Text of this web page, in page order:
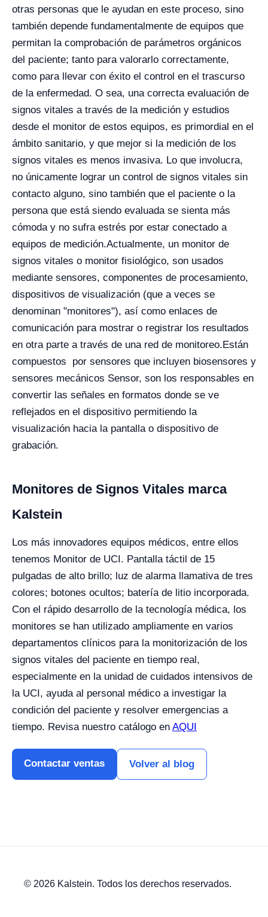
otras personas que le ayudan en este proceso, sino
también depende fundamentalmente de equipos que
permitan la comprobación de parámetros orgánicos
del paciente; tanto para valorarlo correctamente,
como para llevar con éxito el control en el trascurso
de la enfermedad. O sea, una correcta evaluación de
signos vitales a través de la medición y estudios
desde el monitor de estos equipos, es primordial en el
ámbito sanitario, y que mejor si la medición de los
signos vitales es menos invasiva. Lo que involucra,
no únicamente lograr un control de signos vitales sin
contacto alguno, sino también que el paciente o la
persona que está siendo evaluada se sienta más
cómoda y no sufra estrés por estar conectado a
equipos de medición.Actualmente, un monitor de
signos vitales o monitor fisiológico, son usados
mediante sensores, componentes de procesamiento,
dispositivos de visualización (que a veces se
denominan "monitores"), así como enlaces de
comunicación para mostrar o registrar los resultados
en otra parte a través de una red de monitoreo.Están
compuestos por sensores que incluyen biosensores y
sensores mecánicos Sensor, son los responsables en
convertir las señales en formatos donde se ve
reflejados en el dispositivo permitiendo la
visualización hacia la pantalla o dispositivo de
grabación.
Monitores de Signos Vitales marca
Kalstein
Los más innovadores equipos médicos, entre ellos
tenemos Monitor de UCI. Pantalla táctil de 15
pulgadas de alto brillo; luz de alarma llamativa de tres
colores; botones ocultos; batería de litio incorporada.
Con el rápido desarrollo de la tecnología médica, los
monitores se han utilizado ampliamente en varios
departamentos clínicos para la monitorización de los
signos vitales del paciente en tiempo real,
especialmente en la unidad de cuidados intensivos de
la UCI, ayuda al personal médico a investigar la
condición del paciente y resolver emergencias a
tiempo. Revisa nuestro catálogo en AQUI
Contactar ventas Volver al blog
© 2026 Kalstein. Todos los derechos reservados.